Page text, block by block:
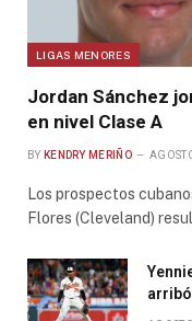
LIGAS MENORES
Jordan Sánchez
en nivel Clase A
BY KENDRY MERIÑO
Los prospectos
Flores (Cleveland)